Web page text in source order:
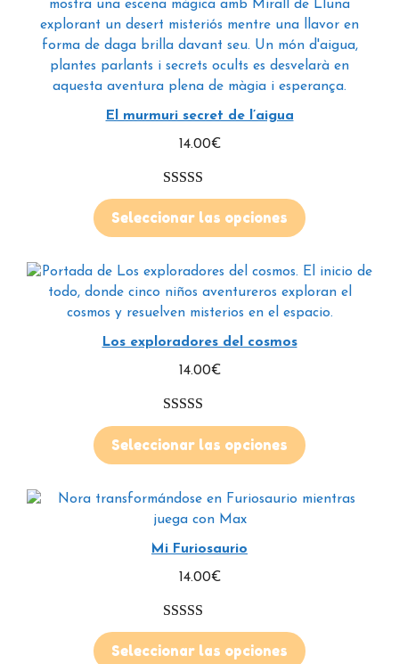
El murmuri secret de l’aigua
14.00€
5.00de 5
Seleccionar las opciones
Los exploradores del cosmos
14.00€
5.00de 5
Seleccionar las opciones
Mi Furiosaurio
14.00€
5.00de 5
Seleccionar las opciones